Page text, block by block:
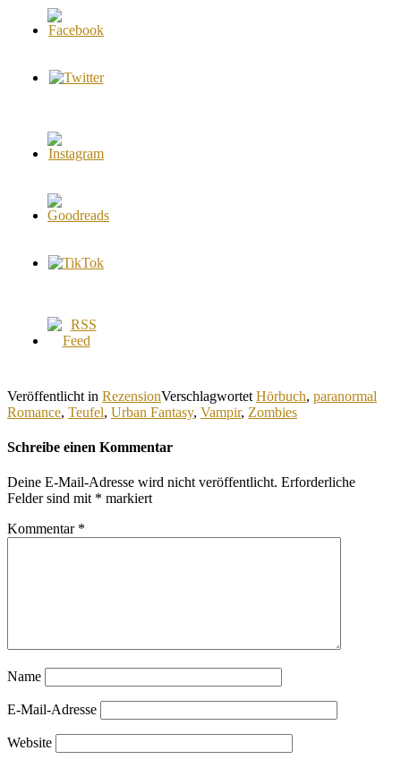
Veröffentlicht in RezensionVerschlagwortet Hörbuch, paranormal
Romance, Teufel, Urban Fantasy, Vampir, Zombies
Schreibe einen Kommentar
Deine E-Mail-Adresse wird nicht veröffentlicht. Erforderliche
Felder sind mit * markiert
Kommentar *
Name
E-Mail-Adresse
Website